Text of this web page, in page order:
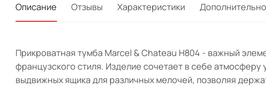
Описание Отзывы Характеристики Дополнительно
Прикроватная тумба Marcel & Chateau H804 - важный
французского стиля. Изделие сочетает в себе
выдвижных ящика для различных мелочей, позволяя